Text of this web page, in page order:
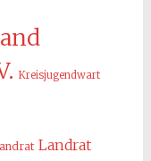
Kreisjugendwart
Landrat